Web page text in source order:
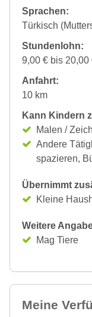
Sprachen:
Türkisch
Stundenlohn:
9,00 € bis 20,00
Anfahrt:
10 km
Kann Kindern
Malen /
Andere
spazieren,
Übernimmt
Kleine
Weitere
Mag Tiere
Meine